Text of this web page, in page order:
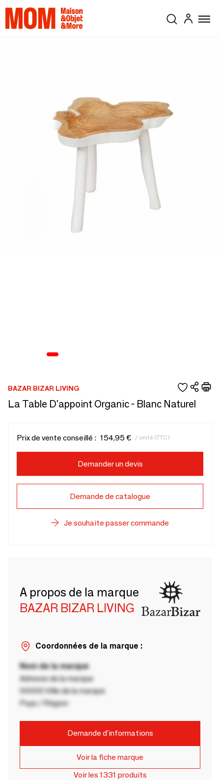
BAZAR BIZAR LIVING
La Table D'appoint Organic - Blanc Naturel
Prix de vente conseillé : 154,95 € / unité (TTC)
Demander un devis
Demande de catalogue
Je souhaite passer commande
A propos de la marque
BAZAR BIZAR LIVING
Coordonnées de la marque :
Nom de la marque
Adresse de la marque
00000 Ville de la marque
Pays / Région
Demande d'informations
Voir la fiche marque
Voir les 1331 produits